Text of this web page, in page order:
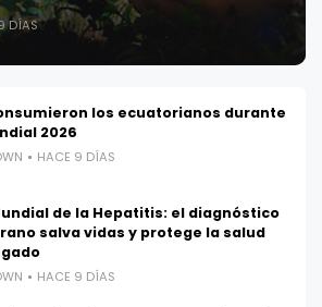
DÍAS
los ecuatorianos durante
2026
HACE 9 DÍAS
de la Hepatitis: el diagnóstico
salva vidas y protege la salud
HACE 9 DÍAS